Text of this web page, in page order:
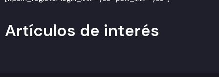
Artículos de interés